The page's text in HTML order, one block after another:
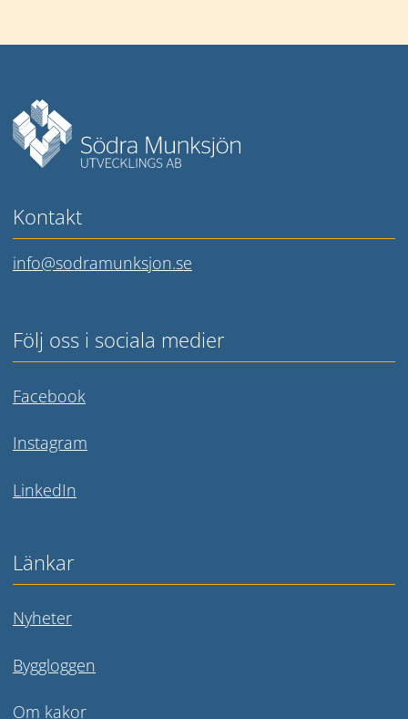
Kontakt
info@sodramunksjon.se
Följ oss i sociala medier
FacebookLänk till annan webbplats.
InstagramLänk till annan webbplats.
LinkedInLänk till annan webbplats.
Länkar
Nyheter
Byggloggen
Om kakor